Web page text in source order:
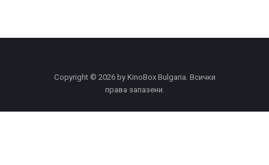
Copyright © 2026 by KinoBox Bulgaria. Всички
права запазени.